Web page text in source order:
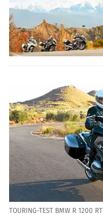
TOURING-TEST BMW R 1200 RT